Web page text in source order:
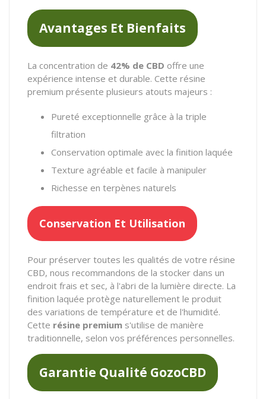
Avantages Et Bienfaits
La concentration de 42% de CBD offre une
expérience intense et durable. Cette résine
premium présente plusieurs atouts majeurs :
Pureté exceptionnelle grâce à la triple
filtration
Conservation optimale avec la finition laquée
Texture agréable et facile à manipuler
Richesse en terpènes naturels
Conservation Et Utilisation
Pour préserver toutes les qualités de votre résine
CBD, nous recommandons de la stocker dans un
endroit frais et sec, à l'abri de la lumière directe. La
finition laquée protège naturellement le produit
des variations de température et de l'humidité.
Cette résine premium s'utilise de manière
traditionnelle, selon vos préférences personnelles.
Garantie Qualité GozoCBD